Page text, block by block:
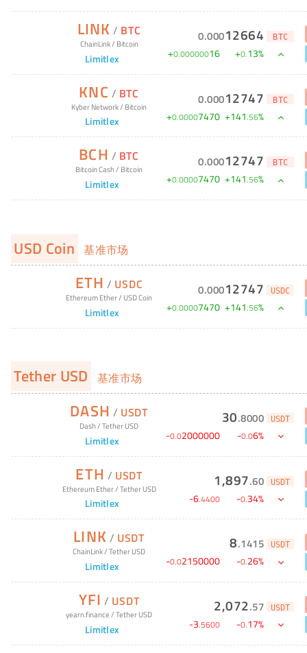
LINK / BTC
ChainLink/ Bitcoin
Limitlex
0.00012664 BTC
+0.00000016 +0.13%
KNC / BTC
Kyber Network/ Bitcoin
Limitlex
0.00012747 BTC
+0.00007470 +141.56%
BCH / BTC
Bitcoin Cash/ Bitcoin
Limitlex
0.00012747 BTC
+0.00007470 +141.56%
USD Coin 基准市场
ETH / USDC
Ethereum Ether/ USD Coin
Limitlex
0.00012747 USDC
+0.00007470 +141.56%
Tether USD 基准市场
DASH / USDT
Dash/Tether USD
Limitlex
30.8000 USDT
-0.02000000 -0.06%
ETH / USDT
Ethereum Ether/Tether USD
Limitlex
1,897.60 USDT
-6.4400 -0.34%
LINK / USDT
ChainLink/Tether USD
Limitlex
8.1415 USDT
-0.02150000 -0.26%
YFI / USDT
yearn.finance/Tether USD
Limitlex
2,072.57 USDT
-3.5600 -0.17%